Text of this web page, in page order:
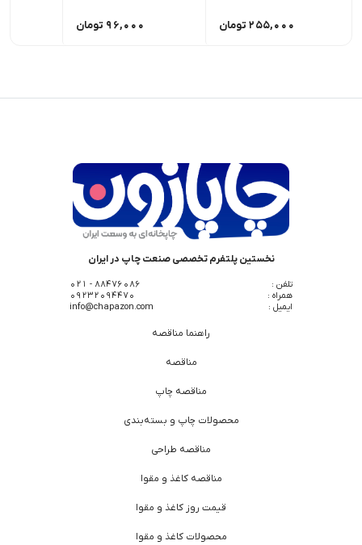
255,000 تومان 96,000 تومان
نخستین پلتفرم تخصصی صنعت چاپ در ایران
تلفن :
88476086 - 021
همراه :
09232094470
ایمیل :
info@chapazon.com
راهنما مناقصه
مناقصه
مناقصه چاپ
محصولات چاپ و بسته‌بندی
مناقصه طراحی
مناقصه کاغذ و مقوا
قیمت روز کاغذ و مقوا
محصولات کاغذ و مقوا